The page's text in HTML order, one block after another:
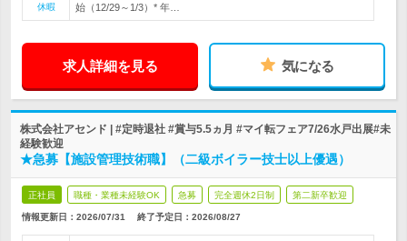
休暇
始（12/29～1/3）* 年…
求人詳細を見る 気になる
株式会社アセンド | #定時退社 #賞与5.5ヵ月 #マイ転フェア7/26水戸出展#未
経験歓迎
★急募【施設管理技術職】（二級ボイラー技士以上優遇）
正社員 職種・業種未経験OK 急募 完全週休2日制 第二新卒歓迎
情報更新日：2026/07/31 終了予定日： 2026/08/27